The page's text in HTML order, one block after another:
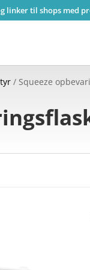
linker til shops med
/ Squeeze